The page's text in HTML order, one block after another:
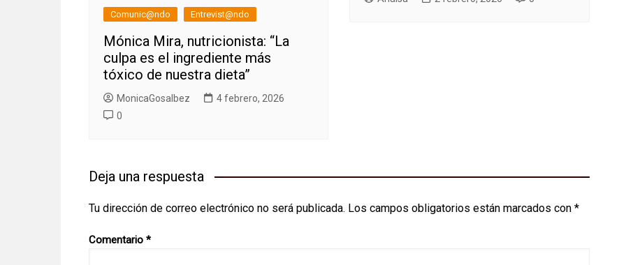
Comunic@ndo Entrevist@ndo
Mónica Mira, nutricionista: “La
culpa es el ingrediente más
tóxico de nuestra dieta”
MonicaGosalbez
4 febrero, 2026
0
Deja una respuesta
Tu dirección de correo electrónico no será publicada. Los campos obligatorios están marcados con *
Comentario *